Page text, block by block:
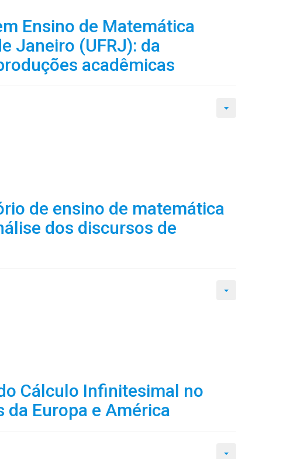
Ensino de Matemática
Janeiro (UFRJ): da
acadêmicas
de ensino de matemática
dos discursos de
Cálculo Infinitesimal no
da Europa e América